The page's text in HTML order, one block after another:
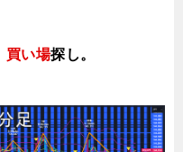
買い場探し。